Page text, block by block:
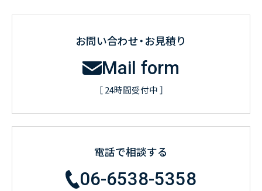
お問い合わせ・お見積り
Mail form
［ 24時間受付中 ］
電話で相談する
06-6538-5358